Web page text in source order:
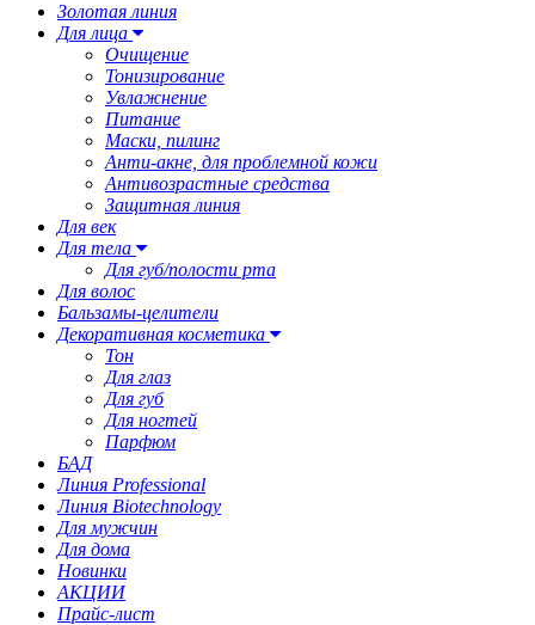
Золотая линия
Для лица
Очищение
Тонизирование
Увлажнение
Питание
Маски, пилинг
Анти-акне, для проблемной кожи
Антивозрастные средства
Защитная линия
Для век
Для тела
Для губ/полости рта
Для волос
Бальзамы-целители
Декоративная косметика
Тон
Для глаз
Для губ
Для ногтей
Парфюм
БАД
Линия Professional
Линия Biotechnology
Для мужчин
Для дома
Новинки
АКЦИИ
Прайс-лист